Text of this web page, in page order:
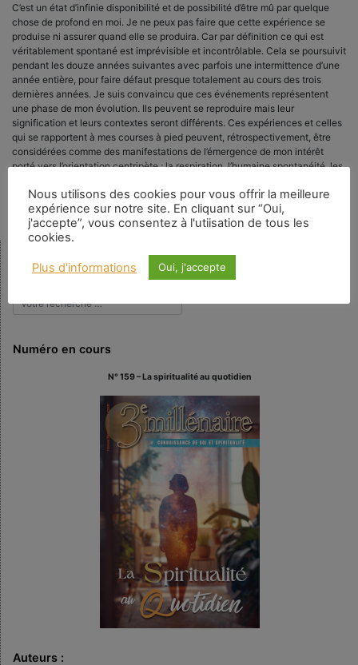
C’est un état d’infinie disponibilité et de possibilité d’être mû par quelque
chose de profond en moi. Je ne peux pas faire que cette expérience se
produise ni assurer quand elle se produira. Car par définition ce qui est
véritablement spontané est imprévisible et incontrôlable. Cela se poursuivit
pendant les douze années suivantes avec parfois une intermittence d’une
année entière, pour faire défaut presque totalement au cours des trois
dernières années. Je suis convaincu que ces événements représentent
une phase de mon évolution. Ils peuvent se reproduire mais leur
signification et leurs contextes seront différents. Ces expériences et celles
qui se rapportent à mes courses à pied peuvent, rétrospectivement, être
considérées comme des manifestations de l’émergence de mon intérêt
porté vers l’orientation centripète ; la respiration, l’humaine spontanéité, les
Rechercher
Numéro en cours
N° 159 – La spiritualité au quotidien
Auteurs :
Nous utilisons des cookies pour vous offrir la meilleure
expérience sur notre site. En cliquant sur “Oui,
j'accepte”, vous consentez à l'utiisation de tous les
cookies.
Plus d'informations Oui, j'accepte